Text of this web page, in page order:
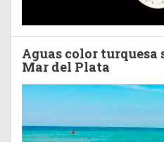
Aguas color
Mar del Plata